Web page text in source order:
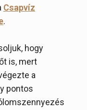
Csapvíz
.
hogy
is, mert
a
pontos